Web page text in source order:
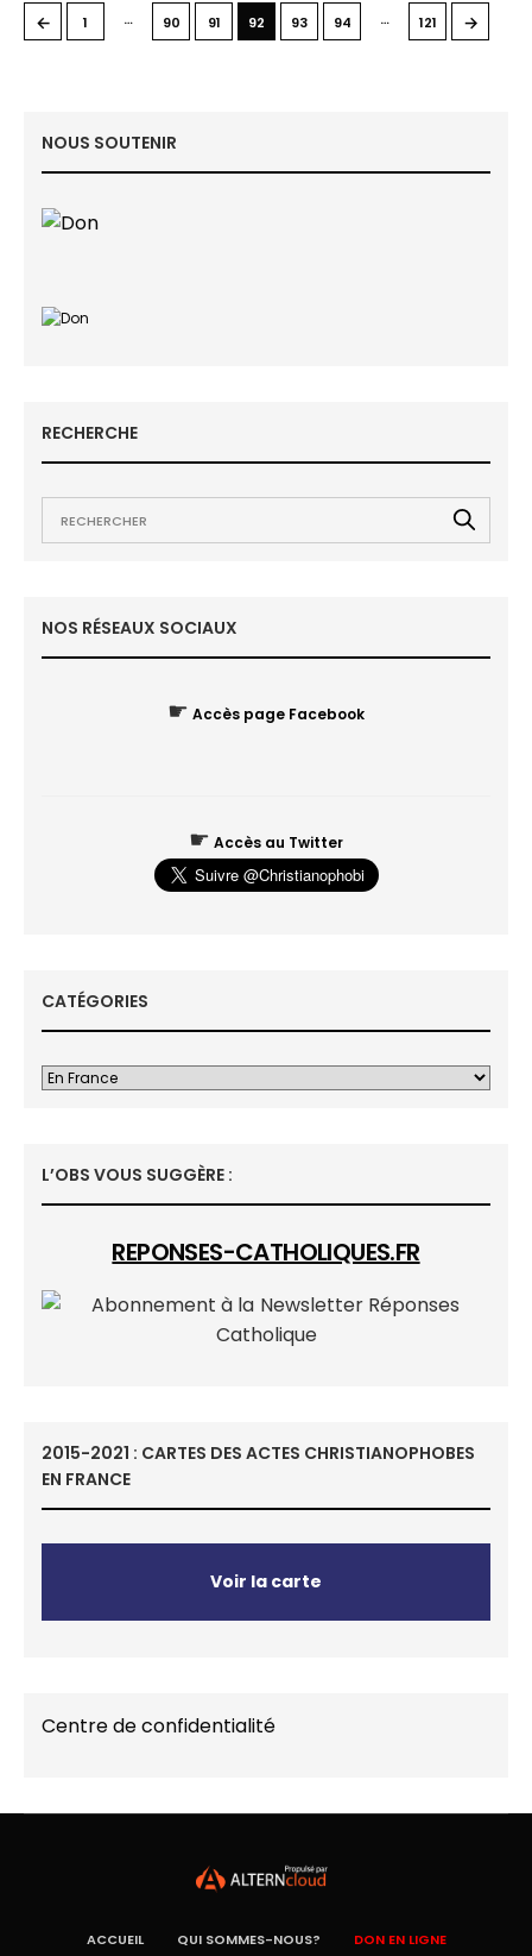
← 1 … 90 91 92 93 94 … 121 →
NOUS SOUTENIR
RECHERCHE
NOS RÉSEAUX SOCIAUX
☛ Accès page Facebook
☛ Accès au Twitter
CATÉGORIES
L’OBS VOUS SUGGÈRE :
REPONSES-CATHOLIQUES.FR
2015-2021 : CARTES DES ACTES CHRISTIANOPHOBES
EN FRANCE
Voir la carte
Centre de confidentialité
ACCUEIL QUI SOMMES-NOUS? DON EN LIGNE